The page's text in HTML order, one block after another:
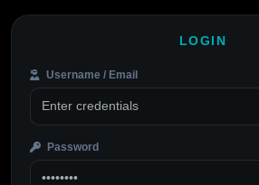
LOGIN
Username / Email
Password